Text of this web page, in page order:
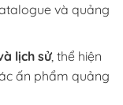
và quảng
lịch sử, thể hiện
ấn phẩm quảng